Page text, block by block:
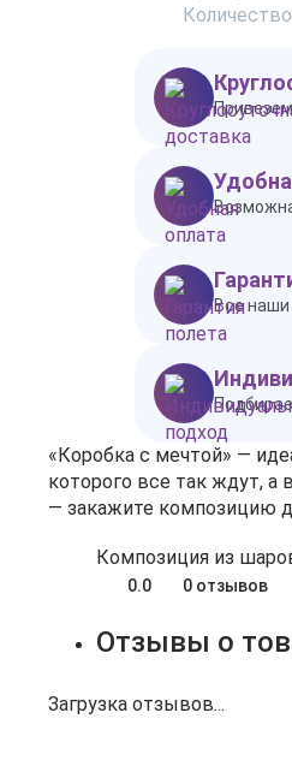
Все
«Коробка с мечтой» —
которого все так ждут,
— закажите композицию
Композиция из
0.0 0 отзывов
Отзывы о
Загрузка отзывов...